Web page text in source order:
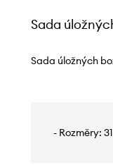
Sada
Sada úložných
- Rozměry: